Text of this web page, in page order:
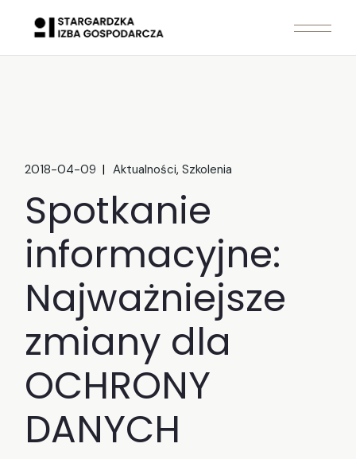
content
2018-04-09 Aktualności Szkolenia
Spotkanie
informacyjne:
Najważniejsze
zmiany dla
OCHRONY
DANYCH